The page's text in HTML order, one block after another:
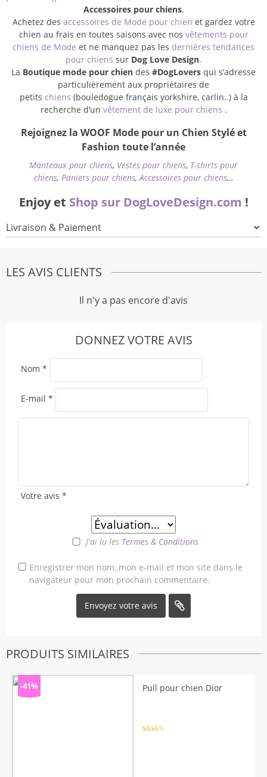
Accessoires pour chiens.
Achetez des accessoires de Mode pour chien et gardez votre
chien au frais en toutes saisons avec nos vêtements pour
chiens de Mode et ne manquez pas les dernières tendances
pour chiens sur Dog Love Design.
La Boutique mode pour chien des #DogLovers qui s’adresse
particulièrement aux propriétaires de
petits chiens (bouledogue français yorkshire, carlin..) à la
recherche d’un vêtement de luxe pour chiens .
Rejoignez la WOOF Mode pour un Chien Stylé et
Fashion toute l’année
Manteaux pour chiens, Vestes pour chiens, T-shirts pour
chiens, Paniers pour chiens,Accessoires pour chiens…
Enjoy et Shop sur DogLoveDesign.com !
Livraison & Paiement
LES AVIS CLIENTS
Il n'y a pas encore d'avis
DONNEZ VOTRE AVIS
Votre avis *
J'ai lu les Termes & Conditions
Nom *
E-mail *
Enregistrer mon nom, mon e-mail et mon site dans le
navigateur pour mon prochain commentaire.
PRODUITS SIMILAIRES
-41% Pull pour chien Dior